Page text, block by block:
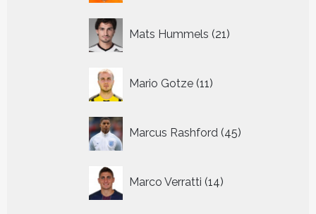
Mats Hummels 21
producten
Mario Gotze 11
producten
Marcus Rashford 45
producten
Marco Verratti 14
producten